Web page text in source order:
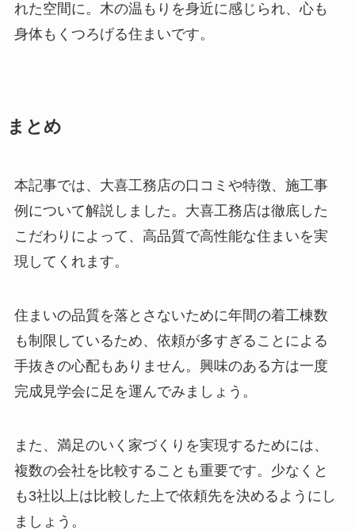
れた空間に。木の温もりを身近に感じられ、心も
身体もくつろげる住まいです。
まとめ
本記事では、大喜工務店の口コミや特徴、施工事
例について解説しました。大喜工務店は徹底した
こだわりによって、高品質で高性能な住まいを実
現してくれます。
住まいの品質を落とさないために年間の着工棟数
も制限しているため、依頼が多すぎることによる
手抜きの心配もありません。興味のある方は一度
完成見学会に足を運んでみましょう。
また、満足のいく家づくりを実現するためには、
複数の会社を比較することも重要です。少なくと
も3社以上は比較した上で依頼先を決めるようにし
ましょう。